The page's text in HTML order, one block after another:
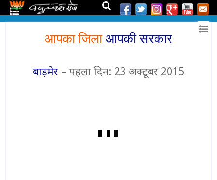
आपका जिलाआपकी सरकार
बाड़मेर– पहला दिन: 23 अक्टूबर 2015